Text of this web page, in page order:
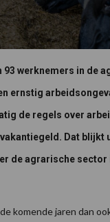
93 werknemers in de
ernstig
de regels over
Dat blijkt
de agrarische sector
komende jaren dan